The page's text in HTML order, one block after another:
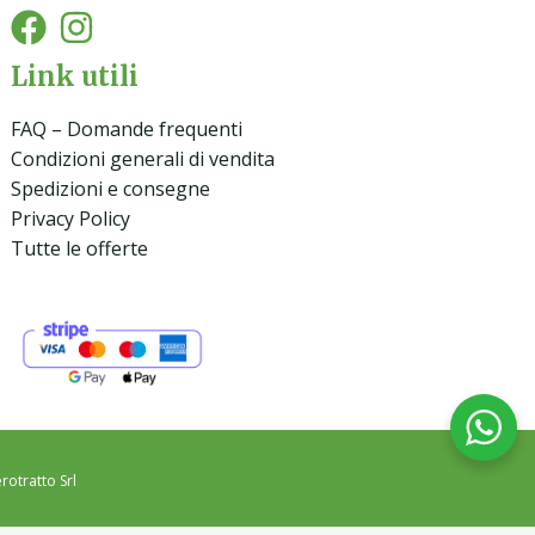
Link utili
FAQ – Domande frequenti
Condizioni generali di vendita
Spedizioni e consegne
Privacy Policy
Tutte le offerte
Srl